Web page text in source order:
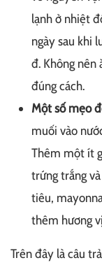
lạnh ở nhiệt
ngày sau khi
đ. Không nên
đúng cách.
Một số mẹo
muối vào
Thêm một ít
trứng trắng
tiêu,
thêm hương
Trên đây là câu